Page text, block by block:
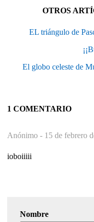
OTROS
EL triángulo de
El globo celeste de
1 COMENTARIO
Anónimo - 15 de febrero
ioboiiiii
Nombre